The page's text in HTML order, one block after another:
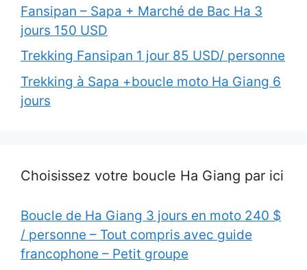
Fansipan – Sapa + Marché de Bac Ha 3
jours 150 USD
Trekking Fansipan 1 jour 85 USD/ personne
Trekking à Sapa +boucle moto Ha Giang 6
jours
Choisissez votre boucle Ha Giang par ici
Boucle de Ha Giang 3 jours en moto 240 $
/ personne – Tout compris avec guide
francophone – Petit groupe